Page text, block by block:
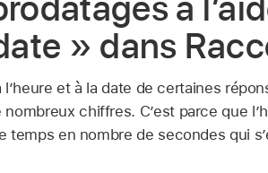
» dans
et à la date de certaines
chiffres. C’est parce que
temps en nombre de secondes qui